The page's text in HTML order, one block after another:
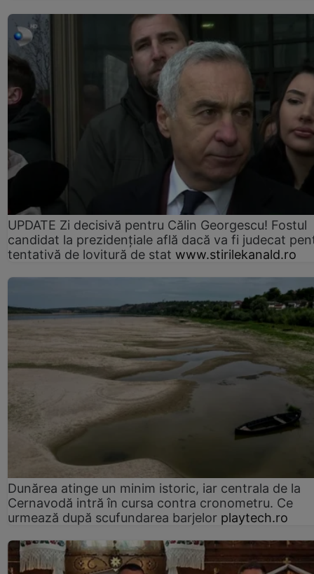
UPDATE Zi decisivă pentru Călin Georgescu! Fostul
candidat la prezidențiale află dacă va fi judecat
tentativă de lovitură de stat www.stirilekanald.ro
Dunărea atinge un minim istoric, iar centrala de la
Cernavodă intră în cursa contra cronometru. Ce
urmează după scufundarea barjelor playtech.ro